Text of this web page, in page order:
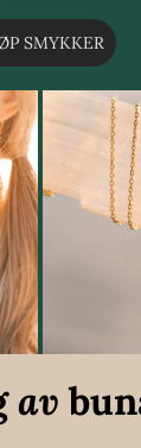
SMYKKER
av